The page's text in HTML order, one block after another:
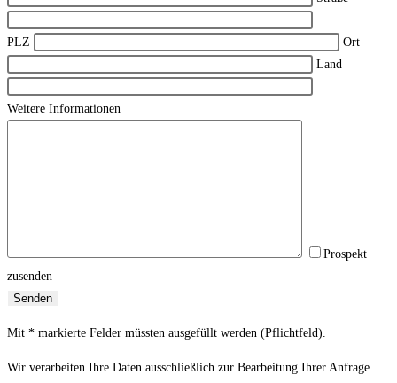
PLZ
Ort
Land
Weitere Informationen
Prospekt
zusenden
Mit * markierte Felder müssten ausgefüllt werden (Pflichtfeld).
Wir verarbeiten Ihre Daten ausschließlich zur Bearbeitung Ihrer Anfrage